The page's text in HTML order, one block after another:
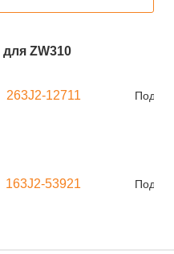
для ZW310
263J2-12711 Под
163J2-53921 Под